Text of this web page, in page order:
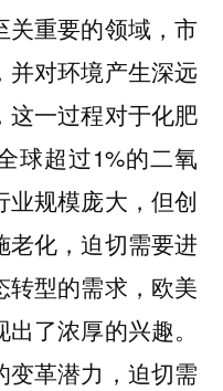
关重要的领域，市
对环境产生深远
这一过程对于化肥
球超过1%的二氧
规模庞大，但创
老化，迫切需要进
型的需求，欧美
了浓厚的兴趣。
变革潜力，迫切需